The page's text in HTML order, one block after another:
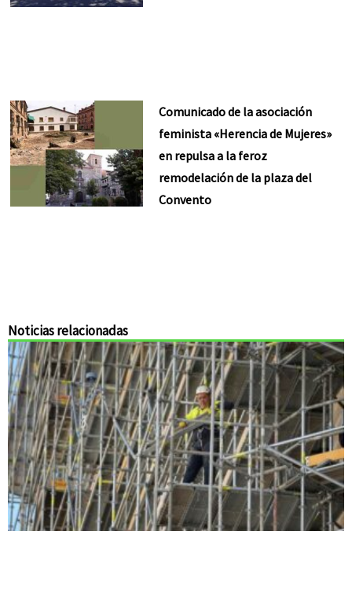
Comunicado de la asociación
feminista «Herencia de Mujeres»
en repulsa a la feroz
remodelación de la plaza del
Convento
Noticias relacionadas